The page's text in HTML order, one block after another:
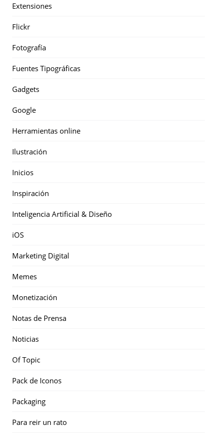
Extensiones
Flickr
Fotografía
Fuentes Tipográficas
Gadgets
Google
Herramientas online
Ilustración
Inicios
Inspiración
Inteligencia Artificial & Diseño
iOS
Marketing Digital
Memes
Monetización
Notas de Prensa
Noticias
Of Topic
Pack de Iconos
Packaging
Para reir un rato